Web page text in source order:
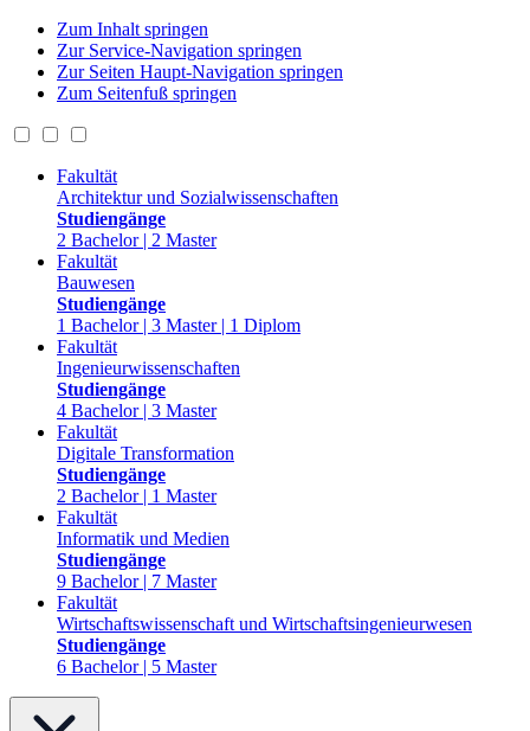
Zum Inhalt springen
Zur Service-Navigation springen
Zur Seiten Haupt-Navigation springen
Zum Seitenfuß springen
Fakultät
Architektur und Sozialwissenschaften
Studiengänge
2 Bachelor | 2 Master
Fakultät
Bauwesen
Studiengänge
1 Bachelor | 3 Master | 1 Diplom
Fakultät
Ingenieurwissenschaften
Studiengänge
4 Bachelor | 3 Master
Fakultät
Digitale Transformation
Studiengänge
2 Bachelor | 1 Master
Fakultät
Informatik und Medien
Studiengänge
9 Bachelor | 7 Master
Fakultät
Wirtschaftswissenschaft und Wirtschaftsingenieurwesen
Studiengänge
6 Bachelor | 5 Master